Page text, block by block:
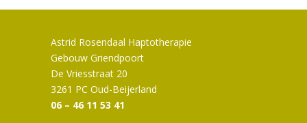
Astrid Rosendaal Haptotherapie
Gebouw Griendpoort
De Vriesstraat 20
3261 PC Oud-Beijerland
06 – 46 11 53 41